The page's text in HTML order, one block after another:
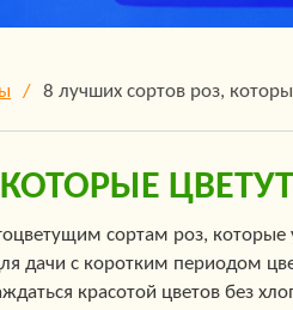
8 лучших сортов роз,
сортам роз,
дачи с коротким периодом
красотой цветов без